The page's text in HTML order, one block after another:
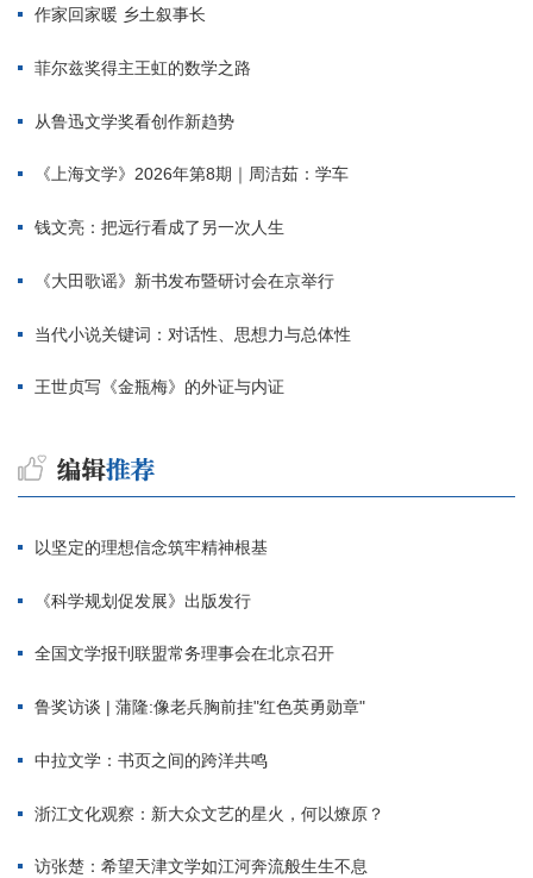
作家回家暖 乡土叙事长
菲尔兹奖得主王虹的数学之路
从鲁迅文学奖看创作新趋势
《上海文学》2026年第8期｜周洁茹：学车
钱文亮：把远行看成了另一次人生
《大田歌谣》新书发布暨研讨会在京举行
当代小说关键词：对话性、思想力与总体性
王世贞写《金瓶梅》的外证与内证
以坚定的理想信念筑牢精神根基
《科学规划促发展》出版发行
全国文学报刊联盟常务理事会在北京召开
鲁奖访谈 | 蒲隆:像老兵胸前挂"红色英勇勋章"
中拉文学：书页之间的跨洋共鸣
浙江文化观察：新大众文艺的星火，何以燎原？
访张楚：希望天津文学如江河奔流般生生不息